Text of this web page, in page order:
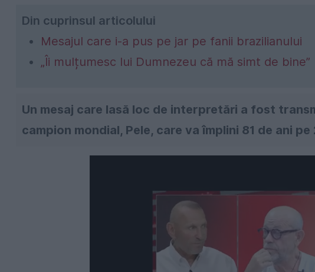
Din cuprinsul articolului
Mesajul care i-a pus pe jar pe fanii brazilianului
„Îi mulțumesc lui Dumnezeu că mă simt de bine”
Un mesaj care lasă loc de interpretări a fost
campion mondial, Pele, care va împlini 81 de ani